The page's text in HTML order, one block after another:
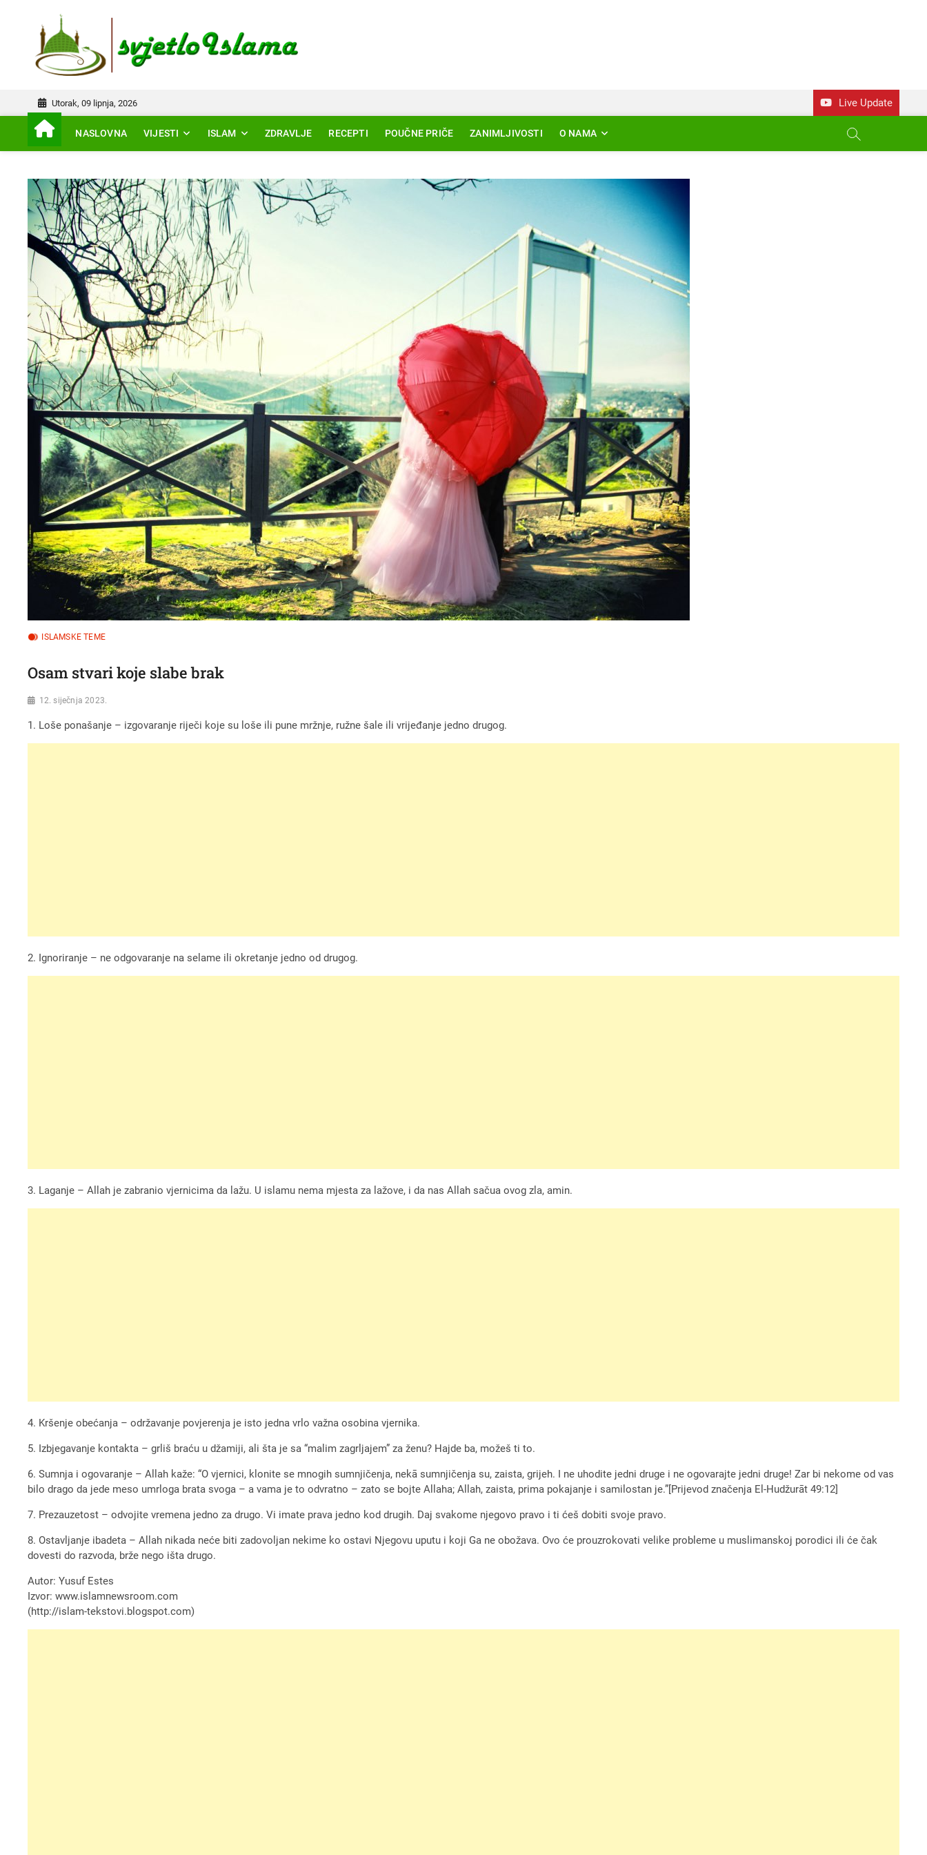
Utorak, 09 lipnja, 2026 Live Update
NASLOVNA VIJESTI ISLAM ZDRAVLJE RECEPTI POUČNE PRIČE ZANIMLJIVOSTI O NAMA
ISLAMSKE TEME
Osam stvari koje slabe brak
12. siječnja 2023.
1. Loše ponašanje – izgovaranje riječi koje su loše ili pune mržnje, ružne šale ili vrijeđanje jedno drugog.
2. Ignoriranje – ne odgovaranje na selame ili okretanje jedno od drugog.
3. Laganje – Allah je zabranio vjernicima da lažu. U islamu nema mjesta za lažove, i da nas Allah sačua ovog zla, amin.
4. Kršenje obećanja – održavanje povjerenja je isto jedna vrlo važna osobina vjernika.
5. Izbjegavanje kontakta – grliš braću u džamiji, ali šta je sa “malim zagrljajem” za ženu? Hajde ba, možeš ti to.
6. Sumnja i ogovaranje – Allah kaže: “O vjernici, klonite se mnogih sumnjičenja, nekā sumnjičenja su, zaista, grijeh. I ne uhodite jedni druge i ne ogovarajte jedni druge! Zar bi nekome od vas
bilo drago da jede meso umrloga brata svoga – a vama je to odvratno – zato se bojte Allaha; Allah, zaista, prima pokajanje i samilostan je.”[Prijevod značenja El-Hudžurāt 49:12]
7. Prezauzetost – odvojite vremena jedno za drugo. Vi imate prava jedno kod drugih. Daj svakome njegovo pravo i ti ćeš dobiti svoje pravo.
8. Ostavljanje ibadeta – Allah nikada neće biti zadovoljan nekime ko ostavi Njegovu uputu i koji Ga ne obožava. Ovo će prouzrokovati velike probleme u muslimanskoj porodici ili će čak
dovesti do razvoda, brže nego išta drugo.
Autor: Yusuf Estes
Izvor: www.islamnewsroom.com
(http://islam-tekstovi.blogspot.com)